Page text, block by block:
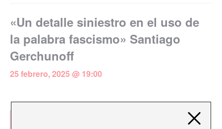
«Un detalle siniestro en el uso de
la palabra fascismo» Santiago
Gerchunoff
25 febrero, 2025 @ 19:00